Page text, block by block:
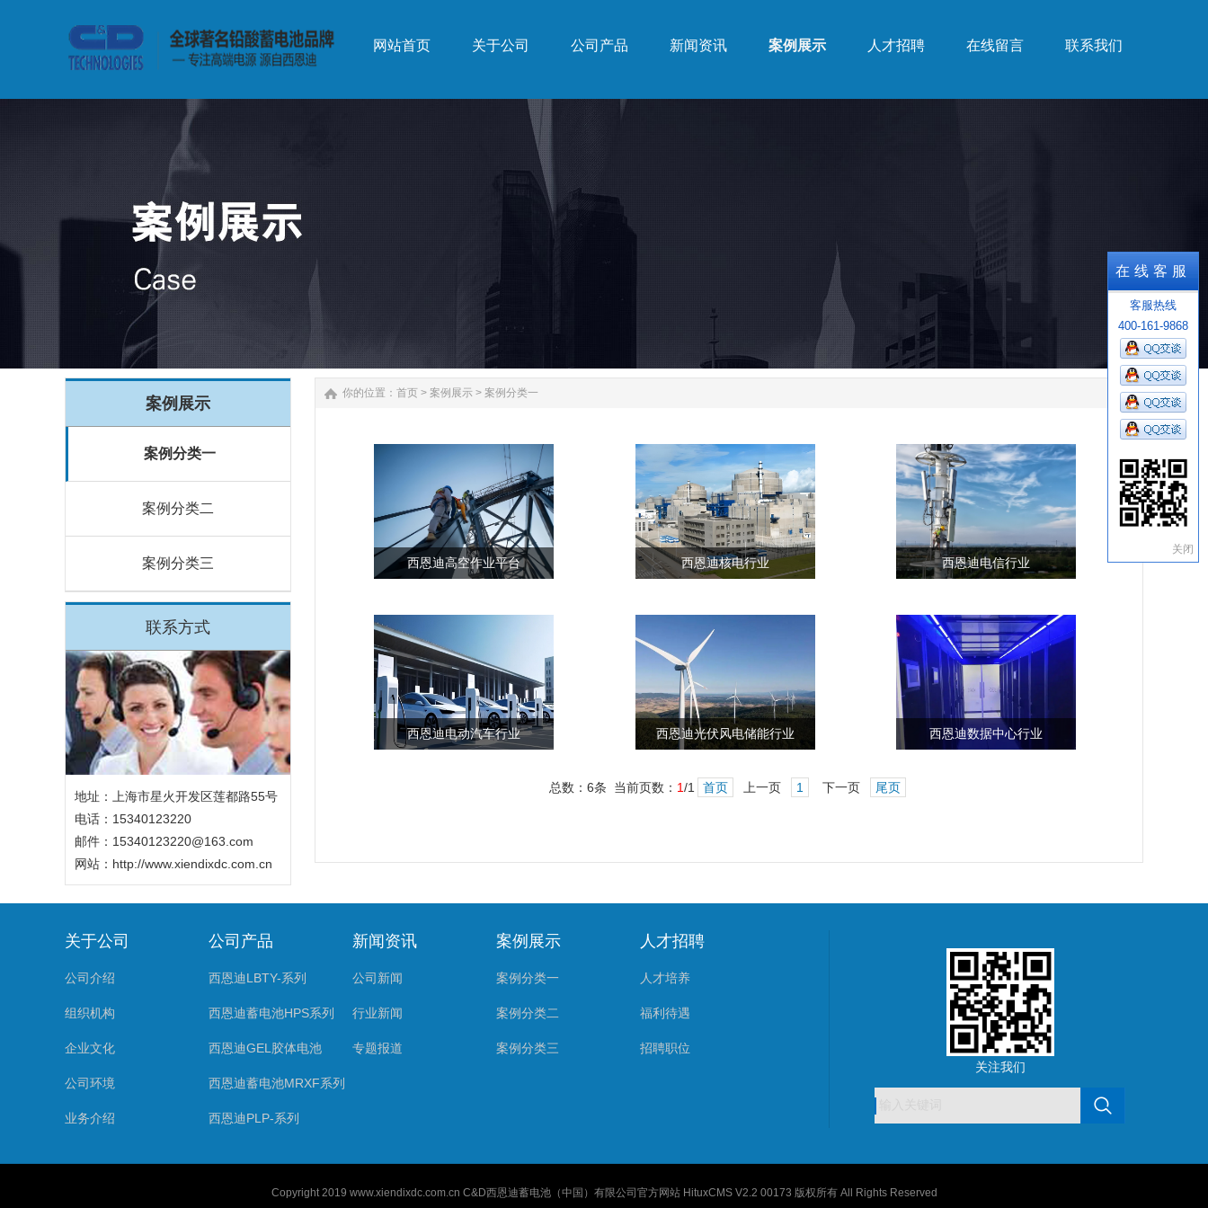
网站首页 关于公司 公司产品 新闻资讯 案例展示 人才招聘 在线留言 联系我们
1
案例展示
案例分类一
案例分类二
案例分类三
联系方式
地址：上海市星火开发区莲都路55号
电话：15340123220
邮件：15340123220@163.com
网站： http://www.xiendixdc.com.cn
你的位置： 首页 > 案例展示 > 案例分类一
西恩迪高空作业平台 西恩迪核电行业 西恩迪电信行业
西恩迪电动汽车行业 西恩迪光伏风电储能行业 西恩迪数据中心行业
总数：6条 当前页数： 1/1 首页 上一页 1 下一页 尾页
关于公司
公司介绍
组织机构
企业文化
公司环境
业务介绍
公司产品
西恩迪LBTY-系列
西恩迪蓄电池HPS系列
西恩迪GEL胶体电池
西恩迪蓄电池MRXF系列
西恩迪PLP-系列
新闻资讯
公司新闻
行业新闻
专题报道
案例展示
案例分类一
案例分类二
案例分类三
人才招聘
人才培养
福利待遇
招聘职位
关注我们
Copyright 2019 www.xiendixdc.com.cn C&D西恩迪蓄电池（中国）有限公司官方网站 HituxCMS V2.2 00173 版权所有 All Rights Reserved
在线客服
客服热线
400-161-9868
关闭